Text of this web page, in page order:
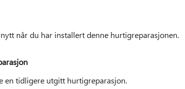
når du har installert denne hurtigreparasjonen.
en tidligere utgitt hurtigreparasjon.